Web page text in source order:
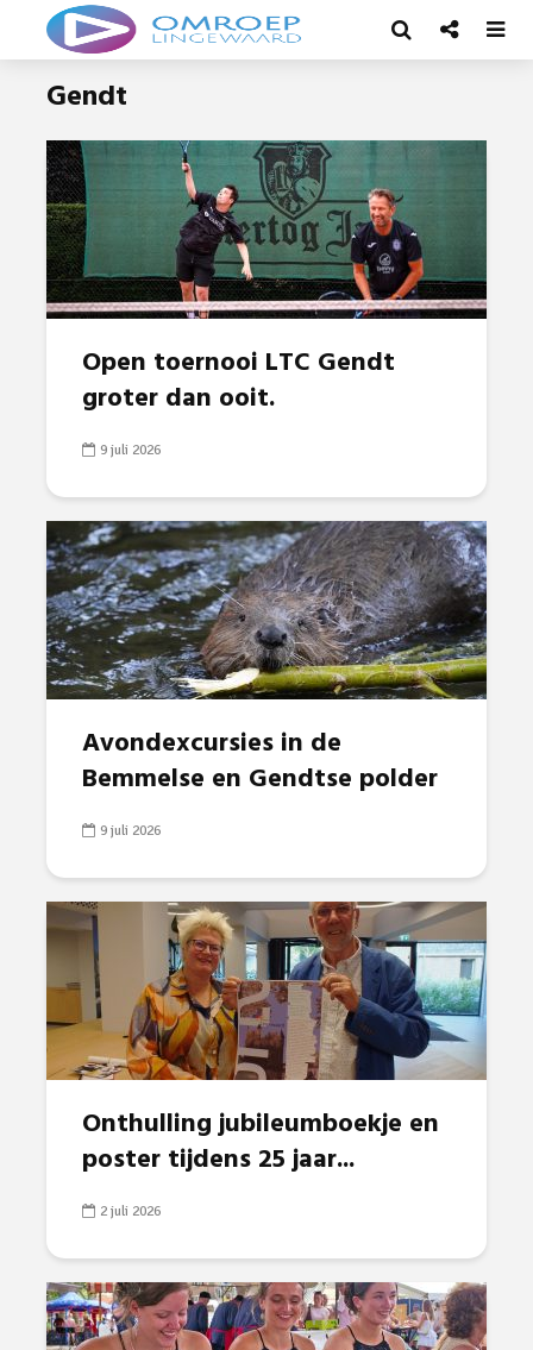
Gendt
Open toernooi LTC Gendt
groter dan ooit.
9 juli 2026
Avondexcursies in de
Bemmelse en Gendtse polder
9 juli 2026
Onthulling jubileumboekje en
poster tijdens 25 jaar...
2 juli 2026